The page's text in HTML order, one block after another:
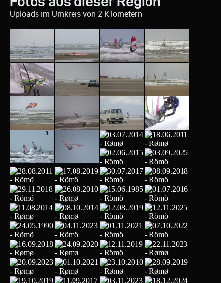
Uploads im Umkreis von 2 Kilometern